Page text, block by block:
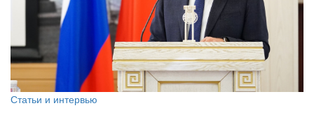
Статьи и интервью